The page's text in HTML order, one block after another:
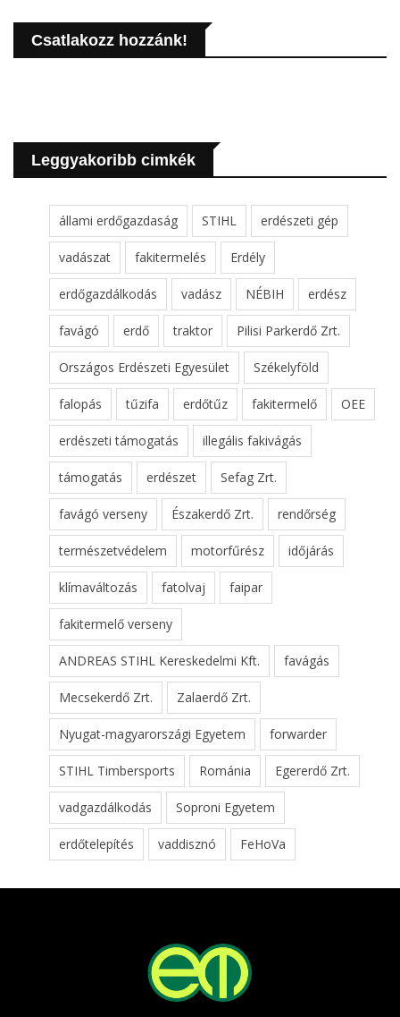
Csatlakozz hozzánk!
Leggyakoribb cimkék
állami erdőgazdaság STIHL erdészeti gép
vadászat fakitermelés Erdély
erdőgazdálkodás vadász NÉBIH erdész
favágó erdő traktor Pilisi Parkerdő Zrt.
Országos Erdészeti Egyesület Székelyföld
falopás tűzifa erdőtűz fakitermelő OEE
erdészeti támogatás illegális fakivágás
támogatás erdészet Sefag Zrt.
favágó verseny Északerdő Zrt. rendőrség
természetvédelem motorfűrész időjárás
klímaváltozás fatolvaj faipar
fakitermelő verseny
ANDREAS STIHL Kereskedelmi Kft. favágás
Mecsekerdő Zrt. Zalaerdő Zrt.
Nyugat-magyarországi Egyetem forwarder
STIHL Timbersports Románia Egererdő Zrt.
vadgazdálkodás Soproni Egyetem
erdőtelepítés vaddisznó FeHoVa